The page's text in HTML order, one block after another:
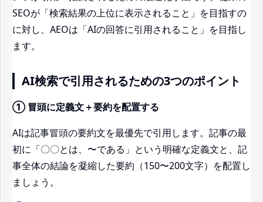
SEOが「検索結果の上位に表示されること」を目指すの
に対し、AEOは「AIの回答に引用されること」を目指し
ます。
AI検索で引用されるための3つのポイント
① 冒頭に定義文＋要約を配置する
AIは記事冒頭の要約文を最優先で引用します。記事の最
初に「〇〇とは、〜である」という明確な定義文と、記
事全体の結論を凝縮した要約（150〜200文字）を配置し
ましょう。